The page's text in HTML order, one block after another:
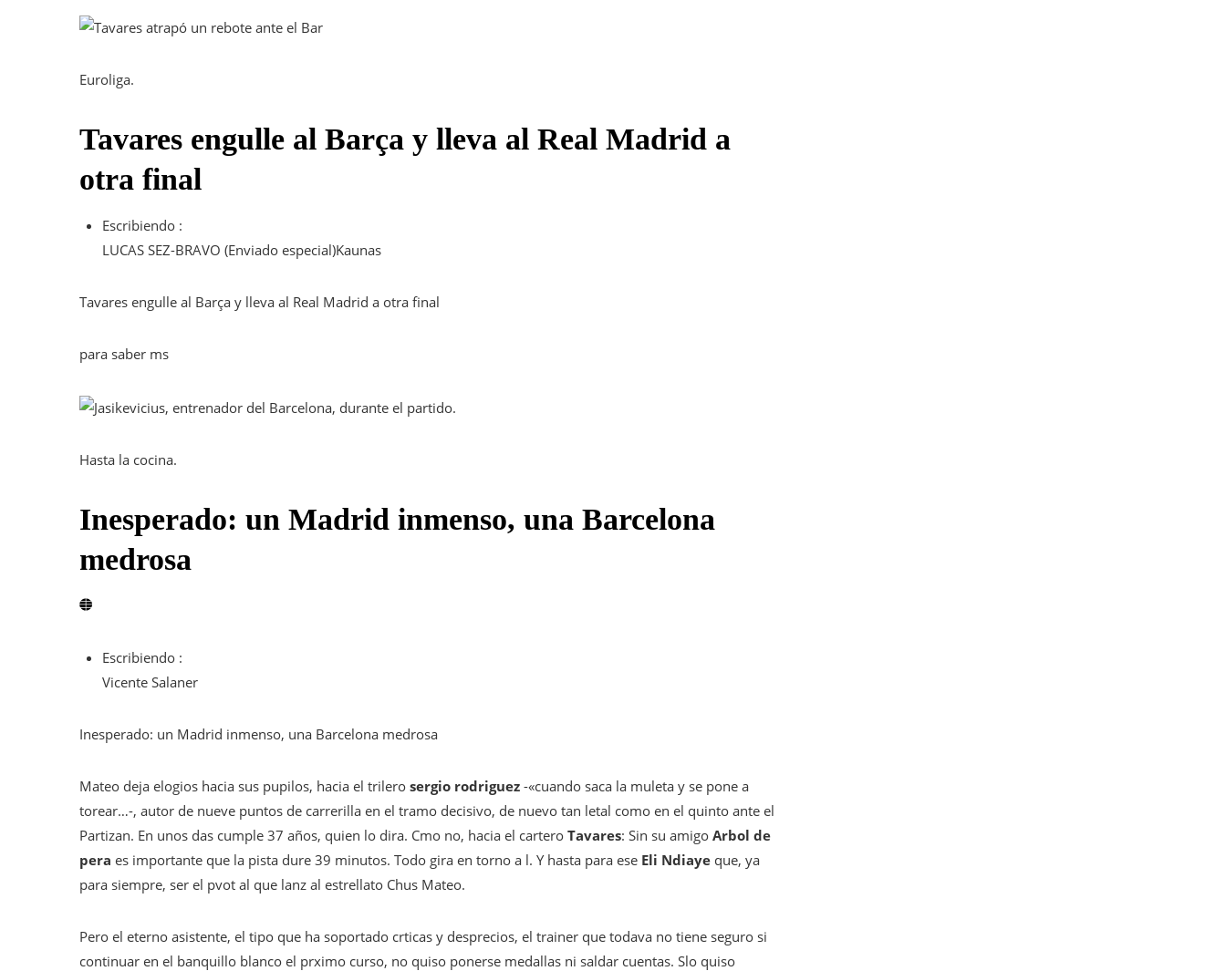
Euroliga.
Tavares engulle al Barça y lleva al Real Madrid a
otra final
Escribiendo :
LUCAS SEZ-BRAVO (Enviado especial)Kaunas
Tavares engulle al Barça y lleva al Real Madrid a otra final
para saber ms
Hasta la cocina.
Inesperado: un Madrid inmenso, una Barcelona
medrosa
Escribiendo :
Vicente Salaner
Inesperado: un Madrid inmenso, una Barcelona medrosa
Mateo deja elogios hacia sus pupilos, hacia el trilero sergio rodriguez -«cuando saca la muleta y se pone a
torear…-, autor de nueve puntos de carrerilla en el tramo decisivo, de nuevo tan letal como en el quinto ante el
Partizan. En unos das cumple 37 años, quien lo dira. Cmo no, hacia el cartero Tavares: Sin su amigo Arbol de
pera es importante que la pista dure 39 minutos. Todo gira en torno a l. Y hasta para ese Eli Ndiaye que, ya
para siempre, ser el pvot al que lanz al estrellato Chus Mateo.
Pero el eterno asistente, el tipo que ha soportado crticas y desprecios, el trainer que todava no tiene seguro si
continuar en el banquillo blanco el prximo curso, no quiso ponerse medallas ni saldar cuentas. Slo quiso